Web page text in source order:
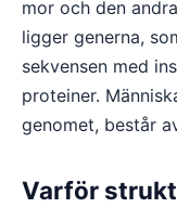
mor och den
ligger generna,
sekvensen med
proteiner.
genomet, består
Varför